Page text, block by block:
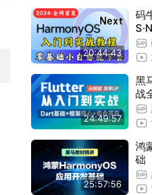
28-组件-通用属性-按
29-组件-通用属性-尺
30-组件-通用属性-位
31-组件-基础组件-
32-组件-基础组件-
33-组件-基础组件-
34-组件-基础组件-
35-组件-容器组件-
36-组件-健康饮食
20:44:43
码
战
含
24:49:57
黑
战
到
，
25:57:56
鸿
础